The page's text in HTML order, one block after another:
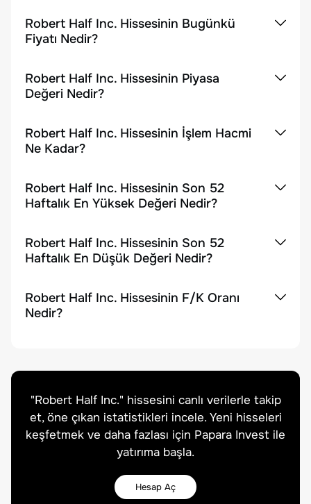
Robert Half Inc. Hissesinin Bugünkü
Fiyatı Nedir?
Robert Half Inc. Hissesinin Piyasa
Değeri Nedir?
Robert Half Inc. Hissesinin İşlem Hacmi
Ne Kadar?
Robert Half Inc. Hissesinin Son 52
Haftalık En Yüksek Değeri Nedir?
Robert Half Inc. Hissesinin Son 52
Haftalık En Düşük Değeri Nedir?
Robert Half Inc. Hissesinin F/K Oranı
Nedir?
"Robert Half Inc." hissesini canlı verilerle takip
et, öne çıkan istatistikleri incele. Yeni hisseleri
keşfetmek ve daha fazlası için Papara Invest ile
yatırıma başla.
Hesap Aç